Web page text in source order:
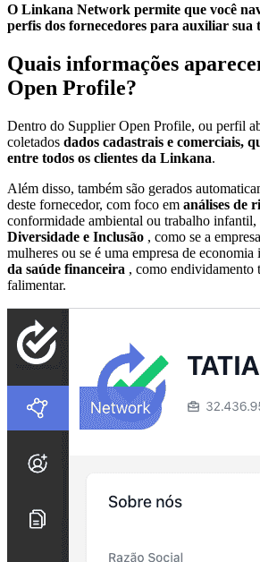
O Linkana Network permite que você
perfis dos fornecedores para auxiliar sua
Quais informações
Open Profile?
Dentro do Supplier Open Profile, ou perfil
coletados dados cadastrais e comerciais,
entre todos os clientes da Linkana.
Além disso, também são gerados
deste fornecedor, com foco em análises de
conformidade ambiental ou trabalho infantil,
Diversidade e Inclusão , como se a
mulheres ou se é uma empresa de economia
da saúde financeira , como endividamento
falimentar.